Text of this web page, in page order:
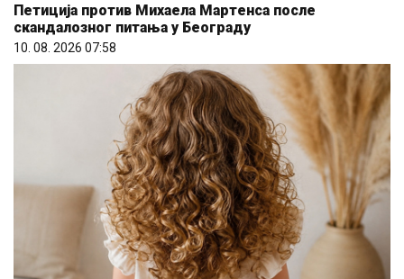
Петиција против Михаела Мартенса после
скандалозног питања у Београду
10. 08. 2026 07:58